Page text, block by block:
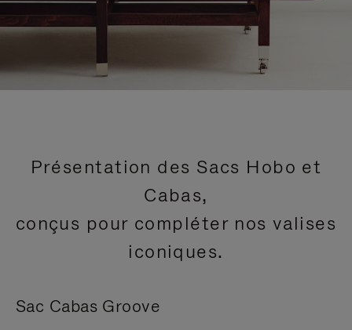
Présentation des Sacs Hobo et
Cabas,
conçus pour compléter nos valises
iconiques.
Sac Cabas Groove